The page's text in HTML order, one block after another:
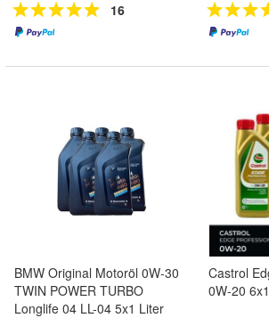
16
BMW Original Motoröl 0W-30
TWIN POWER TURBO
Longlife 04 LL-04 5x1 Liter
Castrol
0W-20